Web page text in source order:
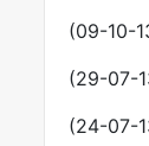
(09-10-
(29-07-
(24-07-